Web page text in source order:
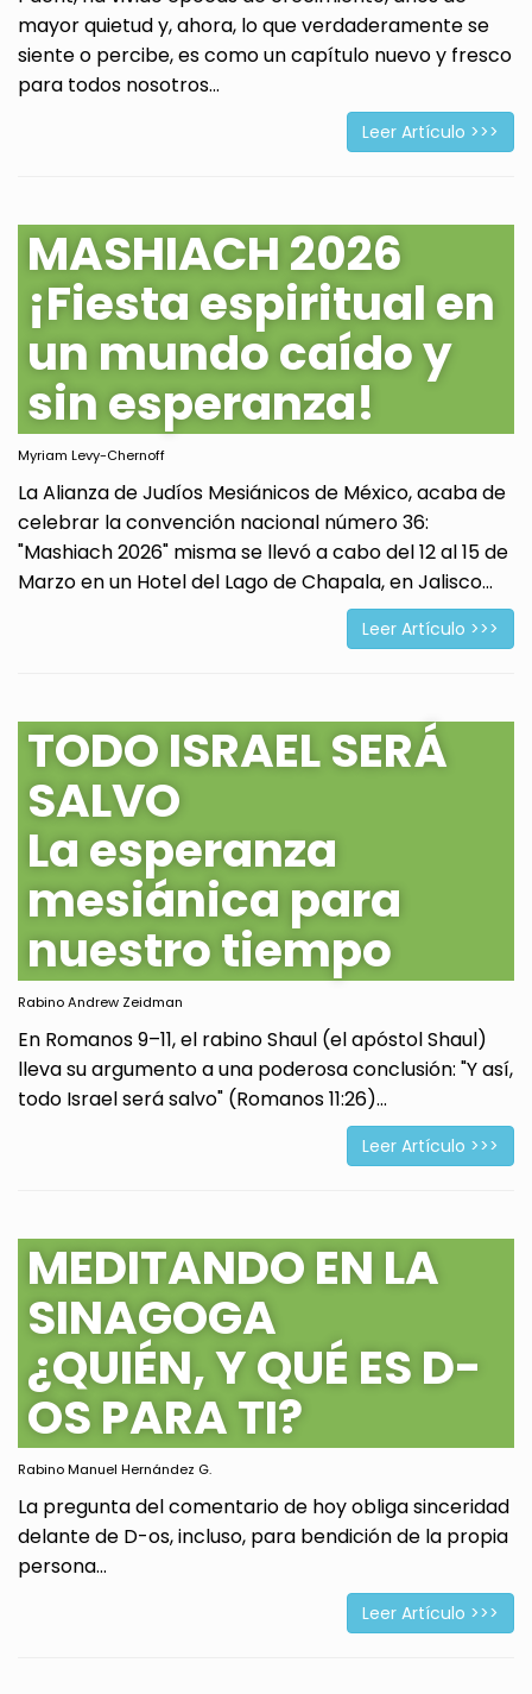
mayor quietud y, ahora, lo que verdaderamente se
siente o percibe, es como un capítulo nuevo y fresco
para todos nosotros...
Leer Artículo >>>
MASHIACH 2026
¡Fiesta espiritual en
un mundo caído y
sin esperanza!
Myriam Levy-Chernoff
La Alianza de Judíos Mesiánicos de México, acaba de
celebrar la convención nacional número 36:
"Mashiach 2026" misma se llevó a cabo del 12 al 15 de
Marzo en un Hotel del Lago de Chapala, en Jalisco...
Leer Artículo >>>
TODO ISRAEL SERÁ
SALVO
La esperanza
mesiánica para
nuestro tiempo
Rabino Andrew Zeidman
En Romanos 9–11, el rabino Shaul (el apóstol Shaul)
lleva su argumento a una poderosa conclusión: "Y así,
todo Israel será salvo" (Romanos 11:26)...
Leer Artículo >>>
MEDITANDO EN LA
SINAGOGA
¿QUIÉN, Y QUÉ ES D-
OS PARA TI?
Rabino Manuel Hernández G.
La pregunta del comentario de hoy obliga sinceridad
delante de D-os, incluso, para bendición de la propia
persona...
Leer Artículo >>>